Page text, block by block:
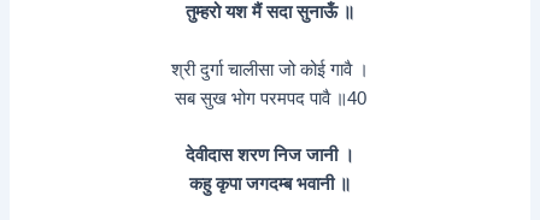
तुम्हरो यश मैं सदा सुनाऊँ ॥
श्री दुर्गा चालीसा जो कोई गावै ।
सब सुख भोग परमपद पावै ॥40
देवीदास शरण निज जानी ।
कहु कृपा जगदम्ब भवानी ॥